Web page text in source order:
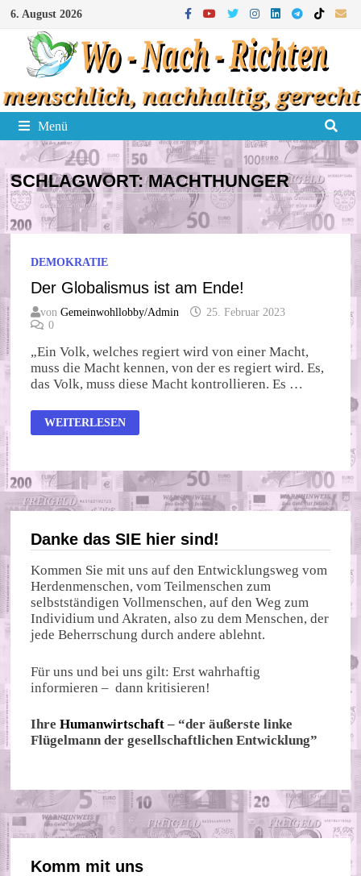
Zum
Inhalt
springen
6. August 2026
Menü
SCHLAGWORT:MACHTHUNGER
DEMOKRATIE
Der Globalismus ist am Ende!
vonGemeinwohllobby/Admin
25. Februar 2023
0
„Ein Volk, welches regiert wird von einer Macht,
muss die Macht kennen, von der es regiert wird. Es,
das Volk, muss diese Macht kontrollieren. Es …
DER
GLOBALISMUS
WEITERLESEN
Danke das SIE hier sind!
Kommen Sie mit uns auf den Entwicklungsweg vom
Herdenmenschen, vom Teilmenschen zum
selbstständigen Vollmenschen, auf den Weg zum
Individium und Akraten, also zu dem Menschen, der
jede Beherrschung durch andere ablehnt.
Für uns und bei uns gilt: Erst wahrhaftig
informieren – dann kritisieren!
IhreHumanwirtschaft – “der äußerste linke
Flügelmann der gesellschaftlichen Entwicklung”
Komm mit uns